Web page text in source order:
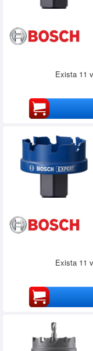
Exista 11
Exista 11